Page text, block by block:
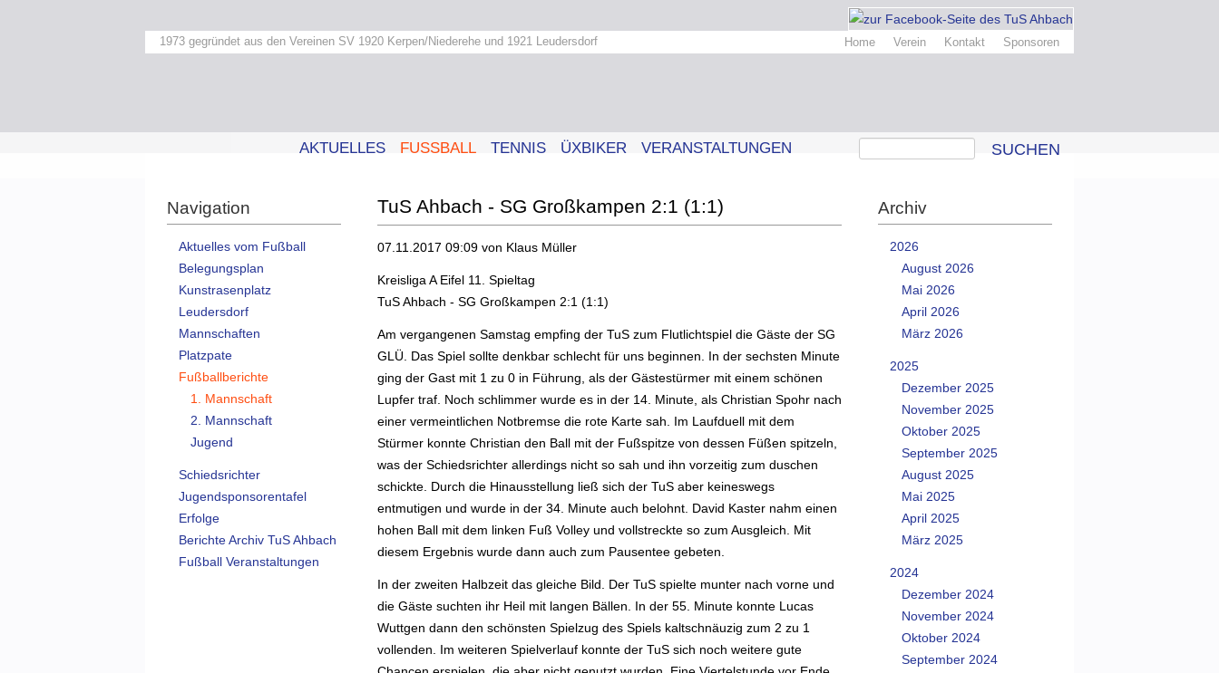
1973 gegründet aus den Vereinen SV 1920 Kerpen/Niederehe und 1921 Leudersdorf Home Verein Kontakt Sponsoren
AKTUELLES FUSSBALL TENNIS ÜXBIKER VERANSTALTUNGEN SUCHEN
TuS Ahbach - SG Großkampen 2:1 (1:1)
07.11.2017 09:09 von Klaus Müller
Kreisliga A Eifel 11. Spieltag
TuS Ahbach - SG Großkampen 2:1 (1:1)
Am vergangenen Samstag empfing der TuS zum Flutlichtspiel die Gäste der SG
GLÜ. Das Spiel sollte denkbar schlecht für uns beginnen. In der sechsten Minute
ging der Gast mit 1 zu 0 in Führung, als der Gästestürmer mit einem schönen
Lupfer traf. Noch schlimmer wurde es in der 14. Minute, als Christian Spohr nach
einer vermeintlichen Notbremse die rote Karte sah. Im Laufduell mit dem
Stürmer konnte Christian den Ball mit der Fußspitze von dessen Füßen spitzeln,
was der Schiedsrichter allerdings nicht so sah und ihn vorzeitig zum duschen
schickte. Durch die Hinausstellung ließ sich der TuS aber keineswegs
entmutigen und wurde in der 34. Minute auch belohnt. David Kaster nahm einen
hohen Ball mit dem linken Fuß Volley und vollstreckte so zum Ausgleich. Mit
diesem Ergebnis wurde dann auch zum Pausentee gebeten.
In der zweiten Halbzeit das gleiche Bild. Der TuS spielte munter nach vorne und
die Gäste suchten ihr Heil mit langen Bällen. In der 55. Minute konnte Lucas
Wuttgen dann den schönsten Spielzug des Spiels kaltschnäuzig zum 2 zu 1
vollenden. Im weiteren Spielverlauf konnte der TuS sich noch weitere gute
Navigation
Aktuelles vom Fußball
Belegungsplan
Kunstrasenplatz
Leudersdorf
Mannschaften
Platzpate
Fußballberichte
1. Mannschaft
2. Mannschaft
Jugend
Schiedsrichter
Jugendsponsorentafel
Erfolge
Berichte Archiv TuS Ahbach
Fußball Veranstaltungen
Archiv
2026
August 2026
Mai 2026
April 2026
März 2026
2025
Dezember 2025
November 2025
Oktober 2025
September 2025
August 2025
Mai 2025
April 2025
März 2025
2024
Dezember 2024
November 2024
Oktober 2024
September 2024